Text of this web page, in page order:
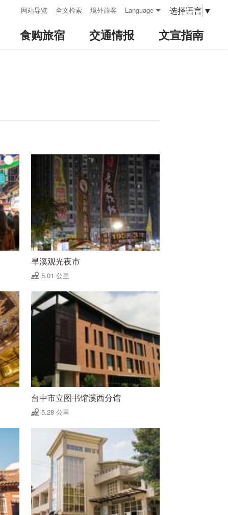
网站导览 全文检索 境外旅客 Language 选择语言 ▼
食购旅宿 交通情报 文宣指南
旱溪观光夜市
5.01 公里
台中市立图书馆溪西分馆
5.28 公里